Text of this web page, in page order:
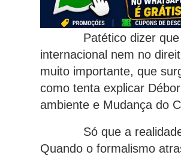
Patético dizer que “o
internacional nem no
muito importante, que
como tenta explicar
ambiente e Mudança do
Só que a realidade
Quando o formalismo